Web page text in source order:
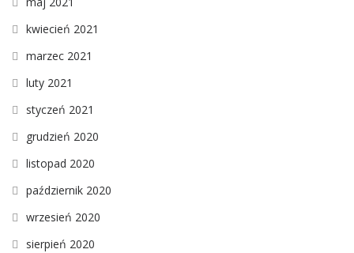
kwiecień 2021
marzec 2021
luty 2021
styczeń 2021
grudzień 2020
listopad 2020
październik 2020
wrzesień 2020
sierpień 2020